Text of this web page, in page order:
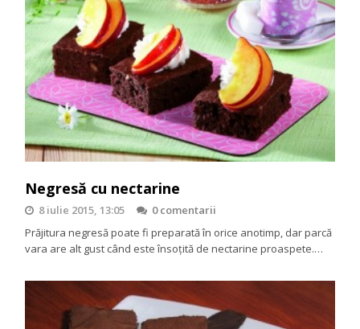
Negresă cu nectarine
8 iulie 2015, 13:05
0 comentarii
Prăjitura negresă poate fi preparată în orice anotimp, dar parcă
vara are alt gust când este însoțită de nectarine proaspete.…